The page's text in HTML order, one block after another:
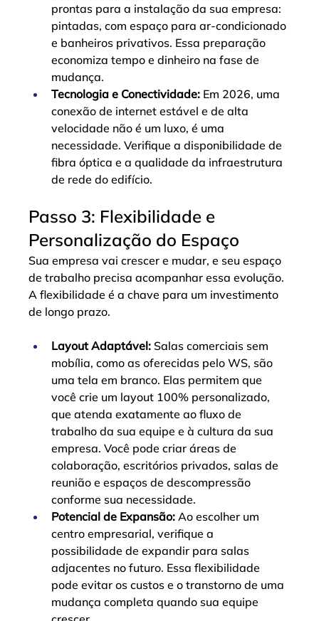
prontas para a instalação da sua empresa:
pintadas, com espaço para ar-condicionado
e banheiros privativos. Essa preparação
economiza tempo e dinheiro na fase de
mudança.
Tecnologia e Conectividade: Em 2026, uma
conexão de internet estável e de alta
velocidade não é um luxo, é uma
necessidade. Verifique a disponibilidade de
fibra óptica e a qualidade da infraestrutura
de rede do edifício.
Passo 3: Flexibilidade e
Personalização do Espaço
Sua empresa vai crescer e mudar, e seu espaço
de trabalho precisa acompanhar essa evolução.
A flexibilidade é a chave para um investimento
de longo prazo.
Layout Adaptável: Salas comerciais sem
mobília, como as oferecidas pelo WS, são
uma tela em branco. Elas permitem que
você crie um layout 100% personalizado,
que atenda exatamente ao fluxo de
trabalho da sua equipe e à cultura da sua
empresa. Você pode criar áreas de
colaboração, escritórios privados, salas de
reunião e espaços de descompressão
conforme sua necessidade.
Potencial de Expansão: Ao escolher um
centro empresarial, verifique a
possibilidade de expandir para salas
adjacentes no futuro. Essa flexibilidade
pode evitar os custos e o transtorno de uma
mudança completa quando sua equipe